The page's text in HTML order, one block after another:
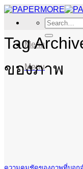
Skip
content
Search
for:
Menu
Menu
Tag
ของภาพ